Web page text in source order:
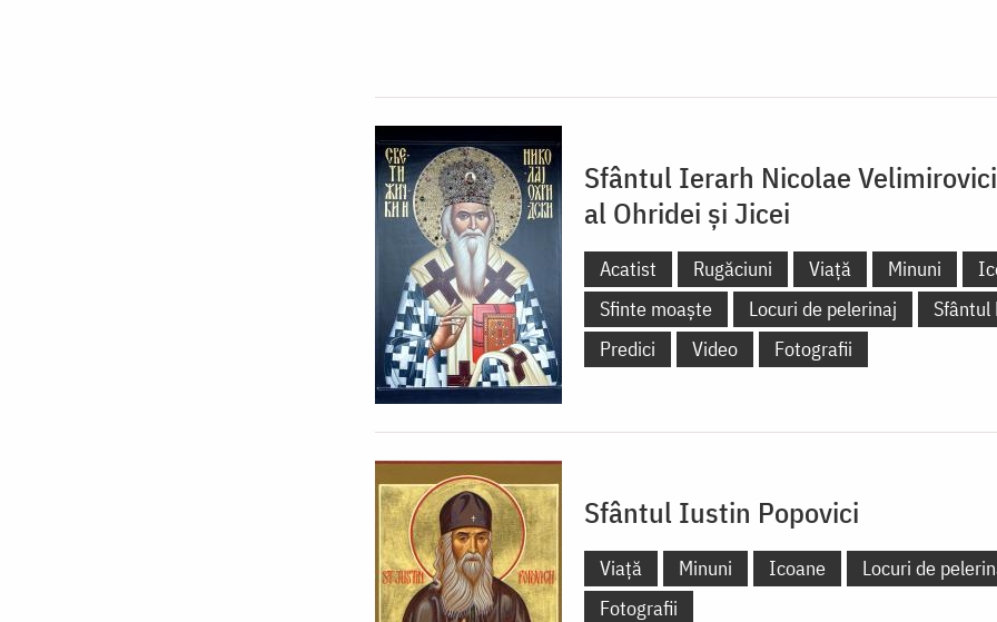
Sfântul Ierarh Nicolae
al Ohridei și Jicei
Acatist Rugăciuni Viață Minuni
Sfinte moaște
Locuri de pelerinaj
Sfântul
Predici
Video Fotografii
Sfântul Iustin Popovici
Viață Minuni Icoane Locuri de
Fotografii